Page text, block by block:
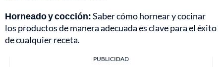
Horneado y cocción:Saber cómo hornear y cocinar
los productos de manera adecuada es clave para el éxito
de cualquier receta.
PUBLICIDAD